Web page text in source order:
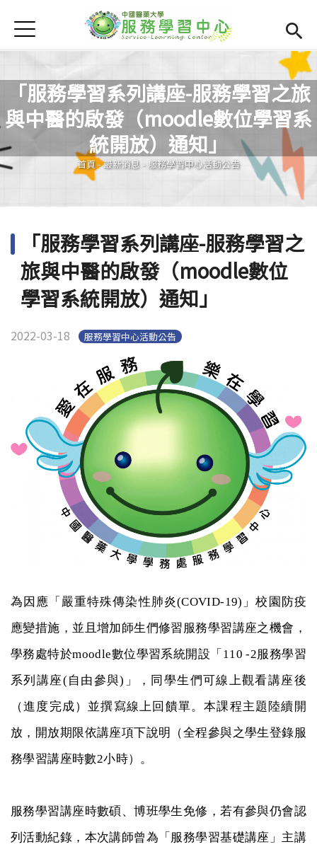
首頁
學務處首頁(link is external)
Open
服學資訊
Open
最新消息
Open submenu (相關連結)
相關連結
Open submenu (活動集錦)
Open submenu (服務智庫)
服務智庫
服學專刊
Jump to Navigation
Jump to Main content
「服務學習系列講座-服務學習之旅
與中醫的啟發（moodle數位學習系
統開放）通知」
您在這裡
首頁-最新消息 - 服務學習中心活動公告
「服務學習系列講座-服務學習之
旅與中醫的啟發（moodle數位
學習系統開放）通知」
2022-03-18 服務學習中心活動公告
為因應「嚴重特殊傳染性肺炎(COVID-19) 」校園防疫
應變措施，並且增加師生們修習服務學習講座之機會，
學務處特於moodle數位學習系統開設「110-2服務學習
系列講座( 自由參與) 」，同學生們可線上觀看講座後
（進度完成）並撰寫線上回饋單。本課程主題陸續開
放，開放期限依講座項下說明（全程參與之學生登錄服
務學習講座時數2小時）。
服務學習講座時數碩、博班學生免修，若有參與仍會認
列活動紀錄，本次講師曾為「服務學習基礎講座」主講